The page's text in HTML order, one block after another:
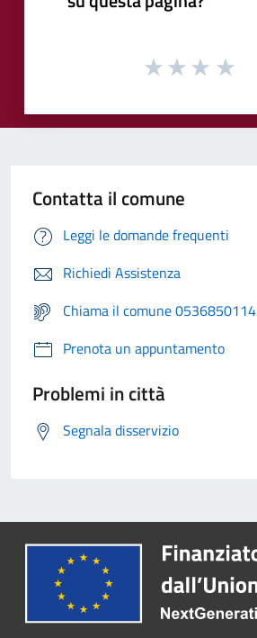
Contatta il comune
Leggi le domande frequenti
Richiedi Assistenza
Chiama il comune 0536850114
Prenota un appuntamento
Problemi in città
Segnala disservizio